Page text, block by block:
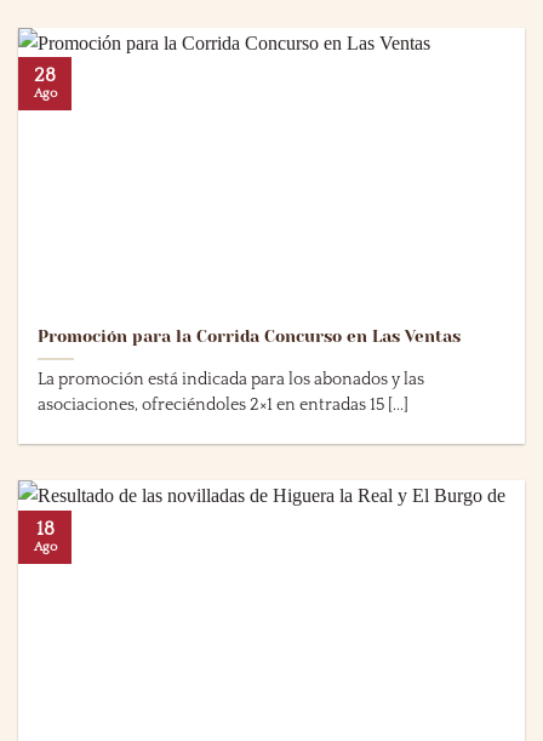
Promoción para la Corrida Concurso en Las Ventas
La promoción está indicada para los abonados y las
asociaciones, ofreciéndoles 2×1 en entradas 15 [...]
28
Ago
18
Ago